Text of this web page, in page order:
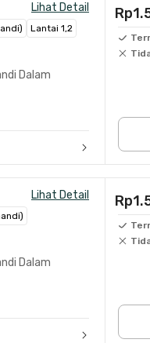
Lihat Detail
Lantai 1,2
Dalam
Lihat Detail
Dalam